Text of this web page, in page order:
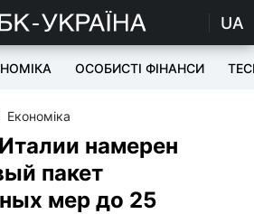
UA
ОСОБИСТІ ФІНАНСИ
Економіка
намерен
пакет
мер до 25